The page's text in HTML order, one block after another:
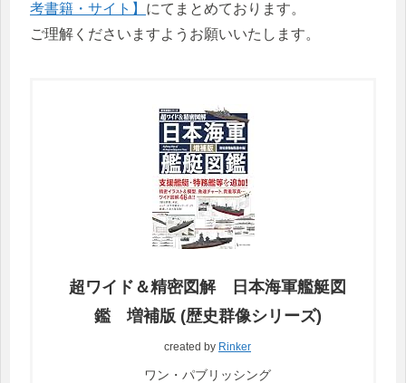
考書籍・サイト】 にてまとめております。
ご理解くださいますようお願いいたします。
超ワイド＆精密図解 日本海軍艦艇図
鑑 増補版 (歴史群像シリーズ)
created by Rinker
ワン・パブリッシング